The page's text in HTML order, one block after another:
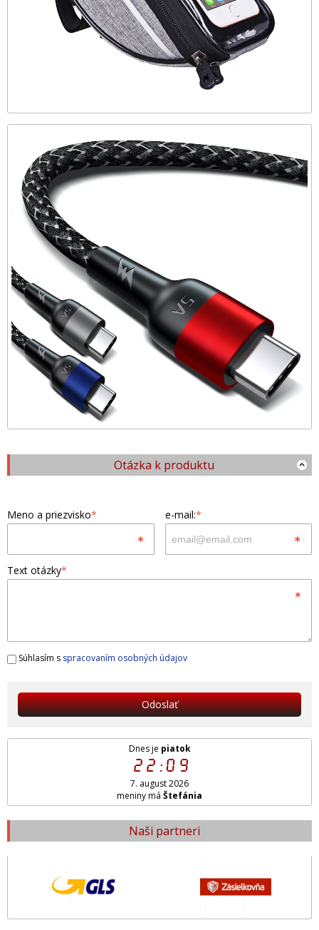
Otázka k produktu
Meno a priezvisko* e-mail:*
Text otázky*
Súhlasím s spracovaním osobných údajov
Odoslať
Dnes je piatok
22:09
7. august 2026
meniny má Štefánia
Naši partneri